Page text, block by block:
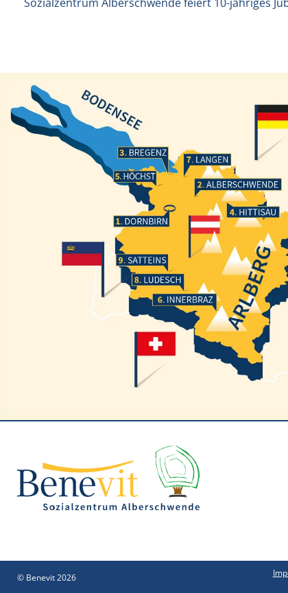
Dornbirn
Bregenz
Langen
Ludesch
Innerbraz
Alberschwende
Höchst
© Benevit 2026